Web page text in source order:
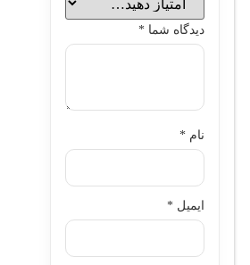
دیدگاه شما *
نام *
ایمیل *